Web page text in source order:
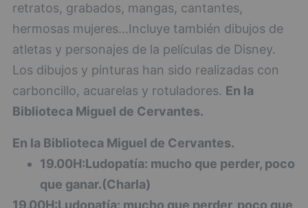
retratos, grabados, mangas, cantantes,
hermosas mujeres...Incluye también dibujos de
atletas y personajes de la películas de Disney.
Los dibujos y pinturas han sido realizadas con
carboncillo, acuarelas y rotuladores. En la
Biblioteca Miguel de Cervantes.
En la Biblioteca Miguel de Cervantes.
19.00H:Ludopatía: mucho que perder, poco
que ganar.(Charla)
19.00H:Ludopatía: mucho que perder, poco que